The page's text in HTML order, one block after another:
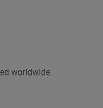
worldwide.